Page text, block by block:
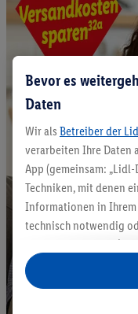
Bevor es
Daten
Wir als Betreiber der
verarbeiten Ihre Daten
App (gemeinsam:
Techniken, mit denen
Informationen in
technisch notwendig
auch durch Partner (u.a.
Verantwortliche; im
insgesamt
Statistik-Erstellung